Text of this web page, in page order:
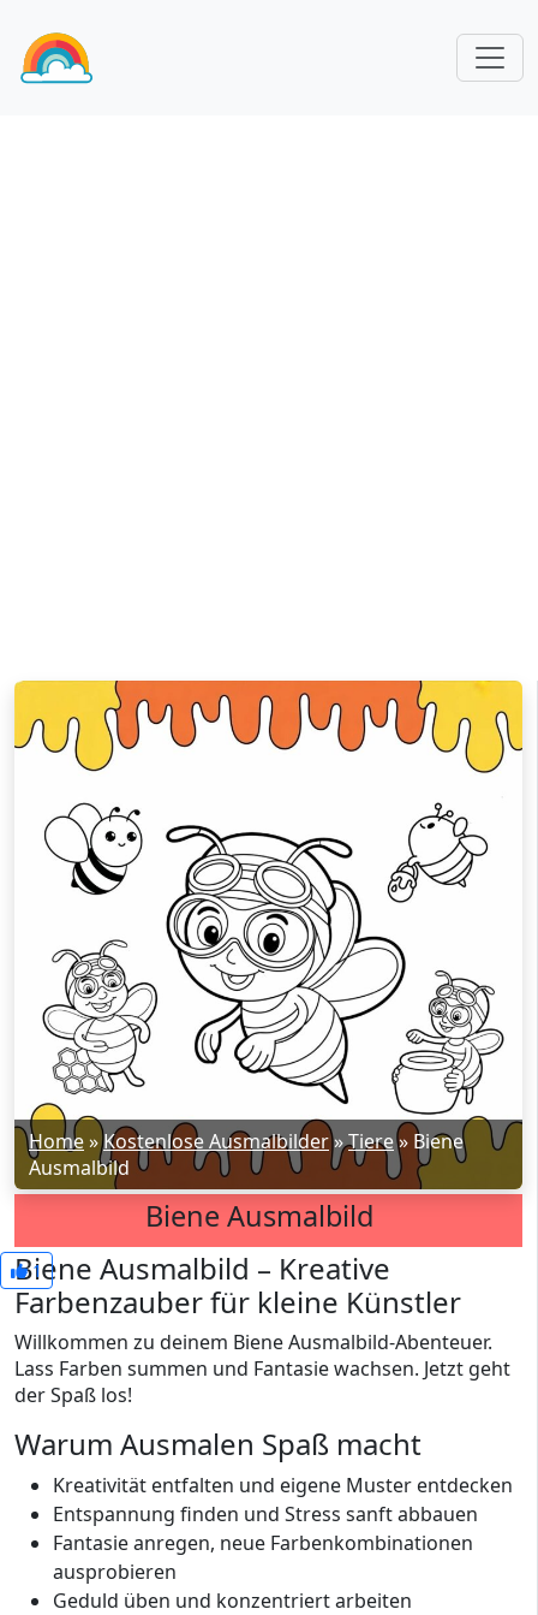
Home»Kostenlose Ausmalbilder»Tiere» Biene
Ausmalbild
Biene Ausmalbild
1
Biene Ausmalbild – Kreative
Farbenzauber für kleine Künstler
Willkommen zu deinem Biene Ausmalbild-Abenteuer.
Lass Farben summen und Fantasie wachsen. Jetzt geht
der Spaß los!
Warum Ausmalen Spaß macht
Kreativität entfalten und eigene Muster entdecken
Entspannung finden und Stress sanft abbauen
Fantasie anregen, neue Farbenkombinationen
ausprobieren
Geduld üben und konzentriert arbeiten